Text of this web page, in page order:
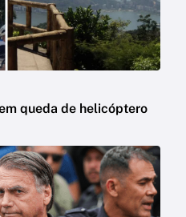
queda de helicóptero